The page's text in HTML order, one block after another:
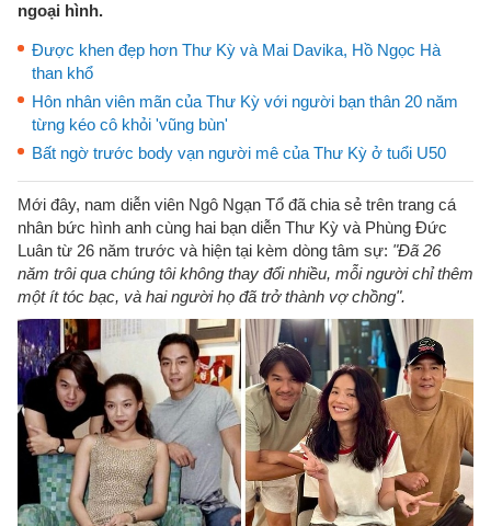
ngoại hình.
Được khen đẹp hơn Thư Kỳ và Mai Davika, Hồ Ngọc Hà
than khổ
Hôn nhân viên mãn của Thư Kỳ với người bạn thân 20 năm
từng kéo cô khỏi 'vũng bùn'
Bất ngờ trước body vạn người mê của Thư Kỳ ở tuổi U50
Mới đây, nam diễn viên Ngô Ngạn Tổ đã chia sẻ trên trang cá
nhân bức hình anh cùng hai bạn diễn Thư Kỳ và Phùng Đức
Luân từ 26 năm trước và hiện tại kèm dòng tâm sự: "Đã 26
năm trôi qua chúng tôi không thay đổi nhiều, mỗi người chỉ thêm
một ít tóc bạc, và hai người họ đã trở thành vợ chồng".